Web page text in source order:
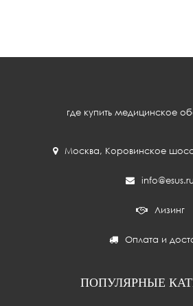
где купить медицинское
Москва, Коровинское
info@esus.ru
Лизинг
Оплата и
ПОПУЛЯРНЫЕ